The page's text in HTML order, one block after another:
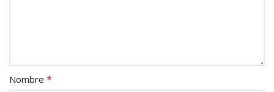
Nombre *